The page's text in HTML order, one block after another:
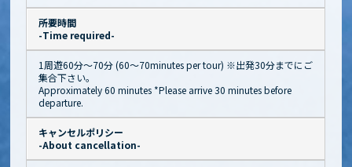
所要時間
-Time required-
1周遊60分〜70分 (60～70minutes per tour) ※出発30分までにご
集合下さい。
Approximately 60 minutes *Please arrive 30 minutes before
departure.
キャンセルポリシー
-About cancellation-